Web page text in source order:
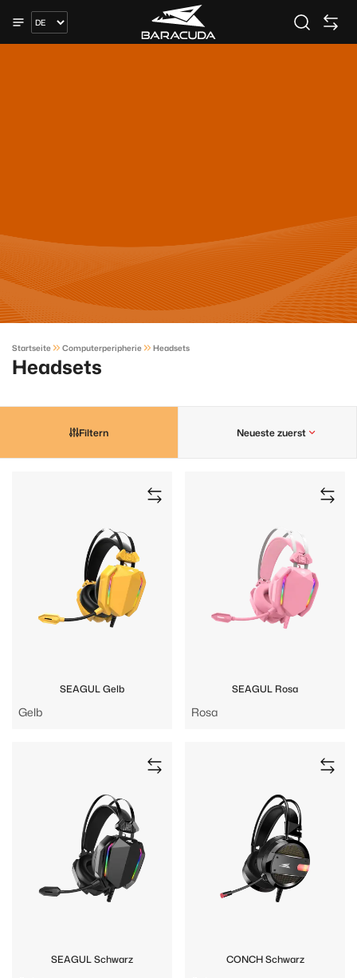
Startseite Computerperipherie Headsets
Headsets
Filtern Neueste zuerst
SEAGUL Gelb
Gelb
SEAGUL Rosa
Rosa
SEAGUL Schwarz CONCH Schwarz